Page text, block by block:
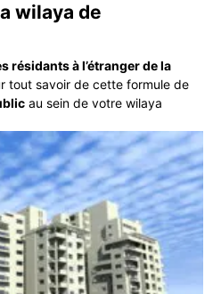
wilaya de
résidants à l’étranger de la
tout savoir de cette formule de
au sein de votre wilaya